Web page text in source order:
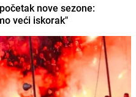
nove sezone:
veći iskorak"